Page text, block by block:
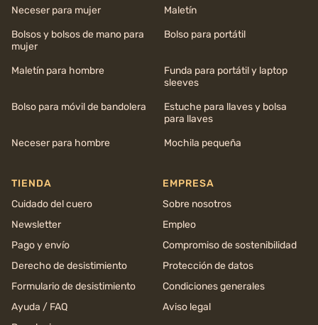
Neceser para mujer
Maletín
Bolsos y bolsos de mano para
mujer
Bolso para portátil
Maletín para hombre
Funda para portátil y laptop
sleeves
Bolso para móvil de bandolera
Estuche para llaves y bolsa
para llaves
Neceser para hombre
Mochila pequeña
TIENDA
Cuidado del cuero
Newsletter
Pago y envío
Derecho de desistimiento
Formulario de desistimiento
Ayuda / FAQ
EMPRESA
Sobre nosotros
Empleo
Compromiso de sostenibilidad
Protección de datos
Condiciones generales
Aviso legal